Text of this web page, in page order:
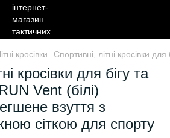
кросівки Спортивні, літні кросівки
кросівки для бігу та
Vent (білі)
взуття з
сіткою для спорту